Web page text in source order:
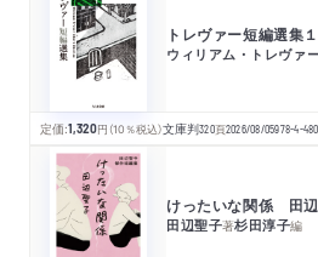
トレヴァー短編選集１
ウィリアム・トレヴァ
定価:1,320円 （10％税込）文庫判320頁2026/08/05978-4-
けったいな関係 田
田辺聖子著杉田淳子編